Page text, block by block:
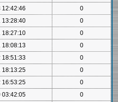
12:42:46
0
13:28:40
0
18:27:10
0
18:08:13
0
18:51:33
0
18:13:25
0
16:53:25
0
03:42:05
0